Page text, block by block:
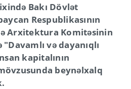
Bakı Dövlət
Respublikasının
Arxitektura Komitəsinin
və dayanıqlı
kapitalının
beynəlxalq